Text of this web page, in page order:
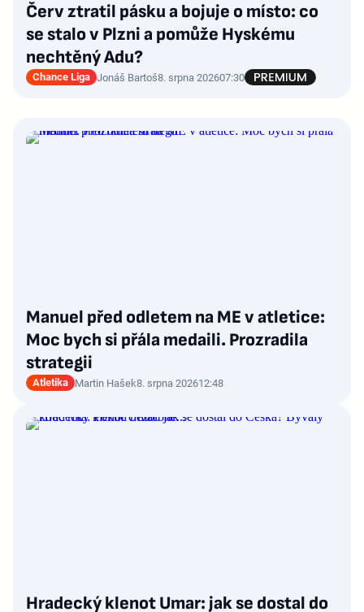
Červ ztratil pásku a bojuje o místo: co
se stalo v Plzni a pomůže Hyskému
nechtěný Adu?
Chance Liga Jonáš Bartoš8. srpna 202607:30
Manuel před odletem na ME v atletice:
Moc bych si přála medaili. Prozradila
strategii
Atletika Martin Hašek8. srpna 202612:48
Hradecký klenot Umar: jak se dostal do